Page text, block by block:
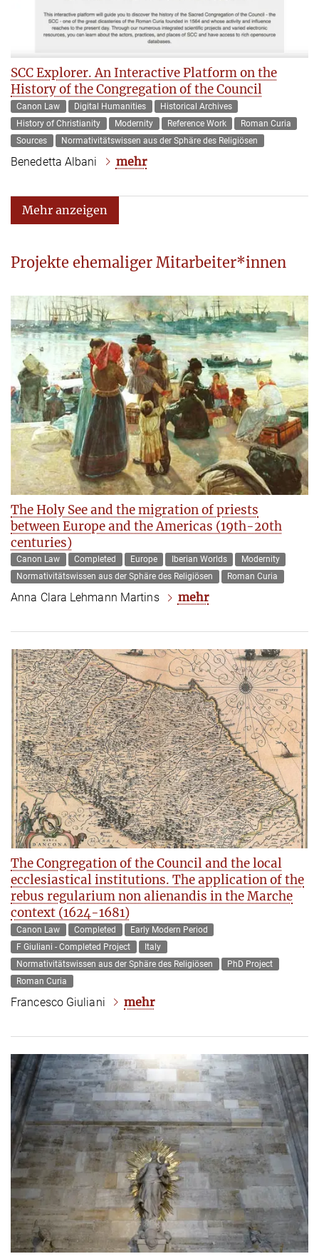
SCC Explorer. An Interactive Platform on the
History of the Congregation of the Council
Canon Law Digital Humanities
Historical Archives
History of Christianity
Modernity Reference Work
Roman Curia
Sources
Normativitätswissen aus der Sphäre des Religiösen
Benedetta Albani mehr
Mehr anzeigen
Projekte ehemaliger Mitarbeiter*innen
The Holy See and the migration of priests
between Europe and the Americas (19th-20th
centuries)
Canon Law Completed Europe Iberian Worlds
Modernity
Normativitätswissen aus der Sphäre des Religiösen
Roman Curia
Anna Clara Lehmann Martins mehr
The Congregation of the Council and the local
ecclesiastical institutions. The application of the
rebus regularium non alienandis in the Marche
context (1624-1681)
Canon Law Completed
Early Modern Period
F Giuliani - Completed Project
Italy
Normativitätswissen aus der Sphäre des Religiösen
PhD Project
Roman Curia
Francesco Giuliani mehr